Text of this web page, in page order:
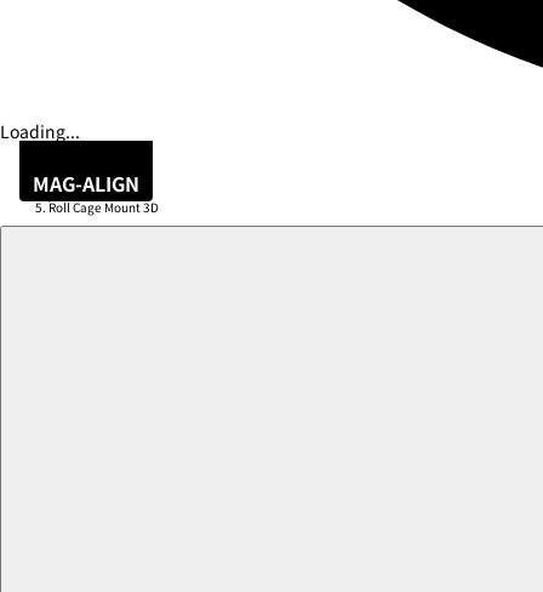
Loading...
Xtreme マウント
/
Roll Cage Mount 3D
MAG-ALIGN